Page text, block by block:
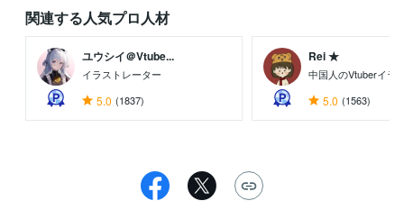
関連する人気プロ人材
ユウシイ＠Vtube...
イラストレーター
5.0 (1837)
Rei ★
中国人のVtuberイラ
5.0 (1563)